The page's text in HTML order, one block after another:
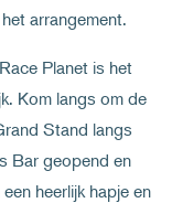
arrangement.
Planet is het
Kom langs om de
Stand langs
Bar geopend en
heerlijk hapje en